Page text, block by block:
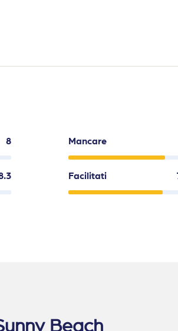
8 Mancare
Facilitati
Beach